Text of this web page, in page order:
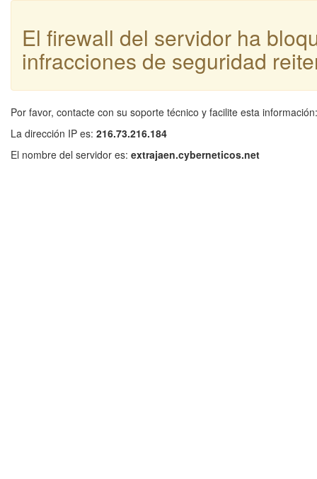
El firewall del servidor ha
infracciones de seguridad
Por favor, contacte con su soporte técnico y facilite esta información:
La dirección IP es: 216.73.216.184
El nombre del servidor es: extrajaen.cyberneticos.net